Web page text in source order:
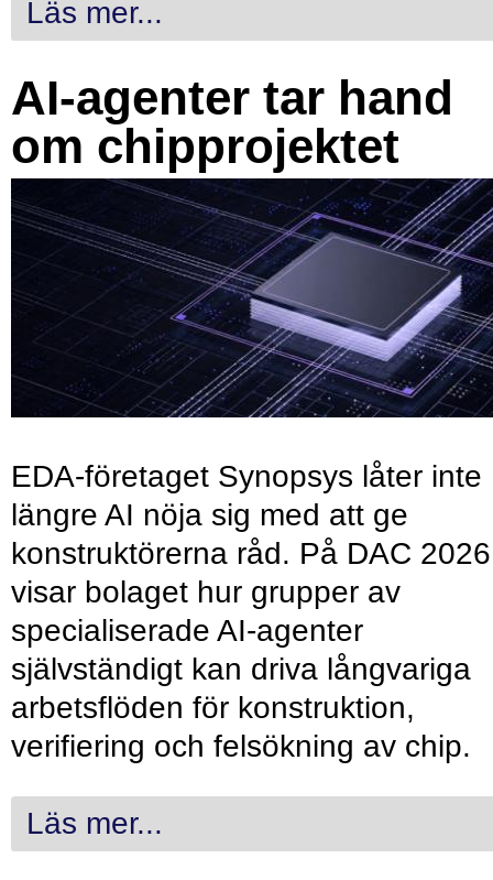
Läs mer...
AI-agenter tar hand
om chipprojektet
EDA-företaget Synopsys låter inte
längre AI nöja sig med att ge
konstruktörerna råd. På DAC 2026
visar bolaget hur grupper av
specialiserade AI-agenter
självständigt kan driva långvariga
arbetsflöden för konstruktion,
verifiering och felsökning av chip.
Läs mer...